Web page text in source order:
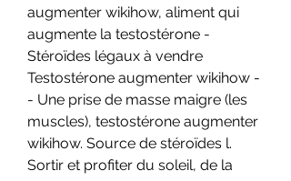
augmenter wikihow, aliment qui
augmente la testostérone -
Stéroïdes légaux à vendre
Testostérone augmenter wikihow -
- Une prise de masse maigre (les
muscles), testostérone augmenter
wikihow. Source de stéroïdes l.
Sortir et profiter du soleil, de la